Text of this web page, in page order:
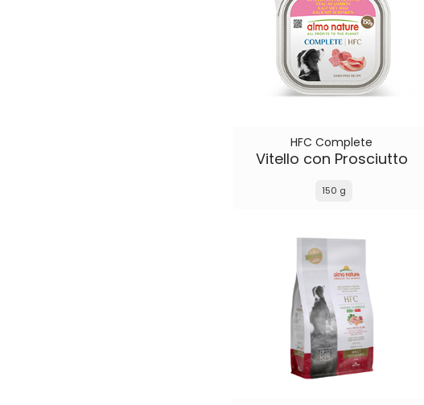
HFC Complete
Vitello con Prosciutto
150 g